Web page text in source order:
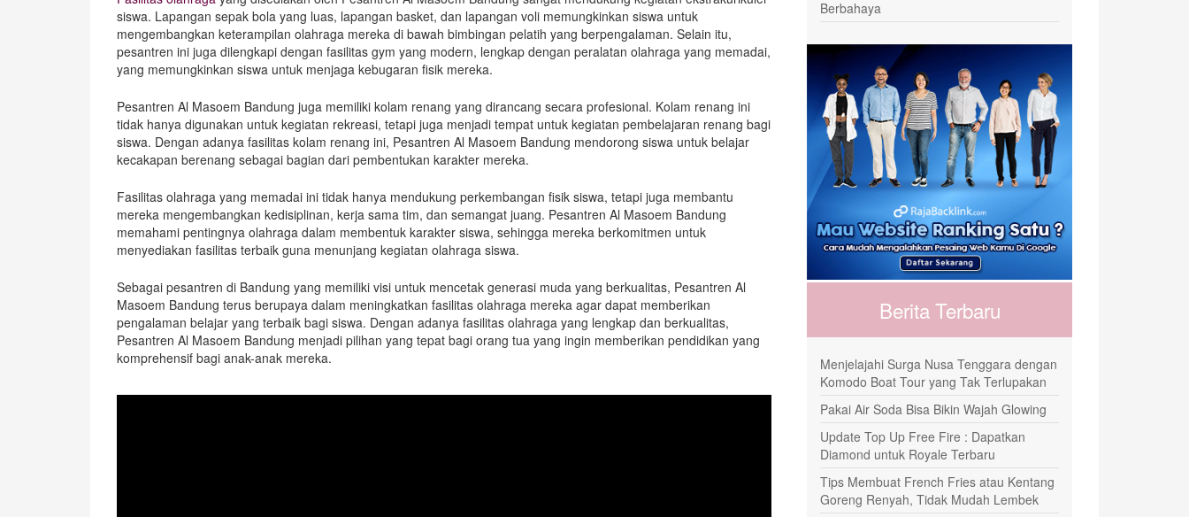
siswa. Lapangan sepak bola yang luas, lapangan basket, dan lapangan voli memungkinkan siswa untuk
mengembangkan keterampilan olahraga mereka di bawah bimbingan pelatih yang berpengalaman. Selain itu,
pesantren ini juga dilengkapi dengan fasilitas gym yang modern, lengkap dengan peralatan olahraga yang memadai,
yang memungkinkan siswa untuk menjaga kebugaran fisik mereka.
Pesantren Al Masoem Bandung juga memiliki kolam renang yang dirancang secara profesional. Kolam renang ini
tidak hanya digunakan untuk kegiatan rekreasi, tetapi juga menjadi tempat untuk kegiatan pembelajaran renang bagi
siswa. Dengan adanya fasilitas kolam renang ini, Pesantren Al Masoem Bandung mendorong siswa untuk belajar
kecakapan berenang sebagai bagian dari pembentukan karakter mereka.
Fasilitas olahraga yang memadai ini tidak hanya mendukung perkembangan fisik siswa, tetapi juga membantu
mereka mengembangkan kedisiplinan, kerja sama tim, dan semangat juang. Pesantren Al Masoem Bandung
memahami pentingnya olahraga dalam membentuk karakter siswa, sehingga mereka berkomitmen untuk
menyediakan fasilitas terbaik guna menunjang kegiatan olahraga siswa.
Sebagai pesantren di Bandung yang memiliki visi untuk mencetak generasi muda yang berkualitas, Pesantren Al
Masoem Bandung terus berupaya dalam meningkatkan fasilitas olahraga mereka agar dapat memberikan
pengalaman belajar yang terbaik bagi siswa. Dengan adanya fasilitas olahraga yang lengkap dan berkualitas,
Pesantren Al Masoem Bandung menjadi pilihan yang tepat bagi orang tua yang ingin memberikan pendidikan yang
komprehensif bagi anak-anak mereka.
Berbahaya
Berita Terbaru
Menjelajahi Surga Nusa Tenggara dengan
Komodo Boat Tour yang Tak Terlupakan
Pakai Air Soda Bisa Bikin Wajah Glowing
Update Top Up Free Fire : Dapatkan
Diamond untuk Royale Terbaru
Tips Membuat French Fries atau Kentang
Goreng Renyah, Tidak Mudah Lembek